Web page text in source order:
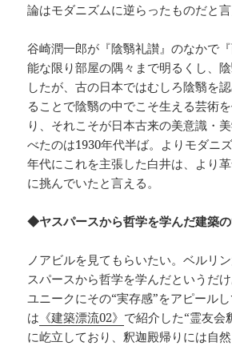
論はモダニズムに逆らったものだと言
谷崎潤一郎が『陰翳礼讃』のなかで
能な限り部屋の隅々まで明るくし、
したが、古の日本ではむしろ陰翳を
ることで陰翳の中でこそ生える芸術
り、それこそが日本古来の美意識・
べたのは1930年代半ば。よりモダニ
年代にこれを主張した白井は、より
に挑んでいたと言える。
◆ヤスパースから哲学を学んだ建築
ノアビルを見てもらいたい。ベルリ
スパースから哲学を学んだというだ
ユニークにその“実存感”をアピール
は 《建築漂流02》 で紹介した“霊友会
に屹立しており、釈迦殿帰りには自